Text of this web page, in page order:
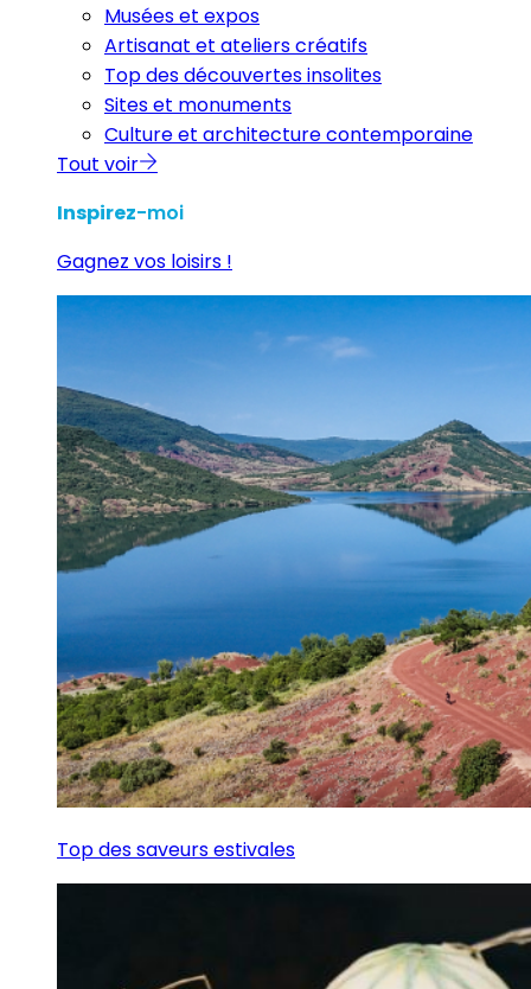
Musées et expos
Artisanat et ateliers créatifs
Top des découvertes insolites
Sites et monuments
Culture et architecture contemporaine
Tout voir
Inspirez-moi
Gagnez vos loisirs !
Top des saveurs estivales